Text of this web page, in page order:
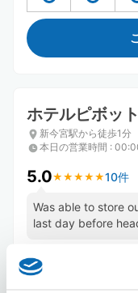
ホテルピボット
新今宮駅から徒歩1分
本日の営業時間 :
5.0★ ★ ★ ★ ★
★ ★ ★ ★ ★10件
Was able to store
last day before